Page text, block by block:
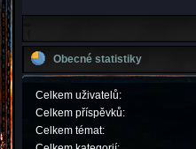
Obecné statistiky
Celkem uživatelů:
Celkem příspěvků:
Celkem témat: